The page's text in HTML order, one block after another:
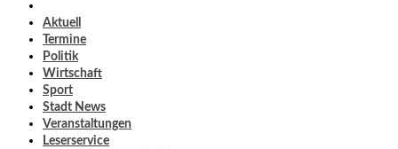
Aktuell
Termine
Politik
Wirtschaft
Sport
Stadt News
Veranstaltungen
Leserservice